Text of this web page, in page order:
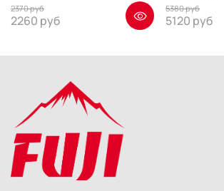
2370 руб
2260 руб
5380 руб
5120 руб